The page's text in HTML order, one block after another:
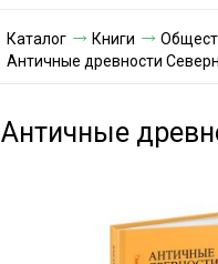
Каталог Книги
Античные древности
Античные